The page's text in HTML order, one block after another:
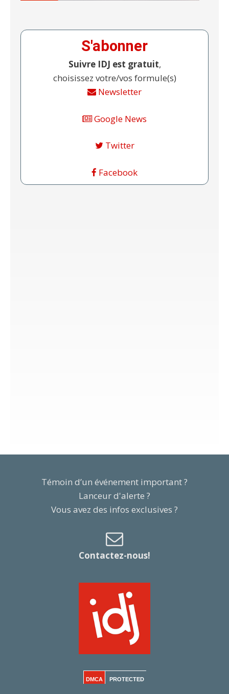
S'abonner
Suivre IDJ est gratuit,
choisissez votre/vos formule(s)
Newsletter
Google News
Twitter
Facebook
Témoin d’un événement important ?
Lanceur d'alerte ?
Vous avez des infos exclusives ?
Contactez-nous!
DMCA PROTECTED